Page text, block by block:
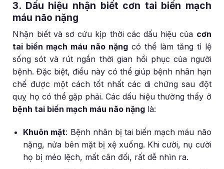
3. Dấu hiệu nhận biết cơn tai biến mạch
máu não nặng
Nhận biết và sơ cứu kịp thời các dấu hiệu của cơn
tai biến mạch máu não nặng có thể làm tăng tỉ lệ
sống sót và rút ngắn thời gian hồi phục của người
bệnh. Đặc biệt, điều này có thể giúp bệnh nhân hạn
chế được một cách tốt nhất các di chứng sau đột
quỵ họ có thể gặp phải. Các dấu hiệu thường thấy ở
bệnh tai biến mạch máu não nặng là:
Khuôn mặt: Bệnh nhân bị tai biến mạch máu não
nặng, nửa bên mặt bị xệ xuống. Khi cười, nụ cười
họ bị méo lệch, mất cân đối, rất dễ nhìn ra.